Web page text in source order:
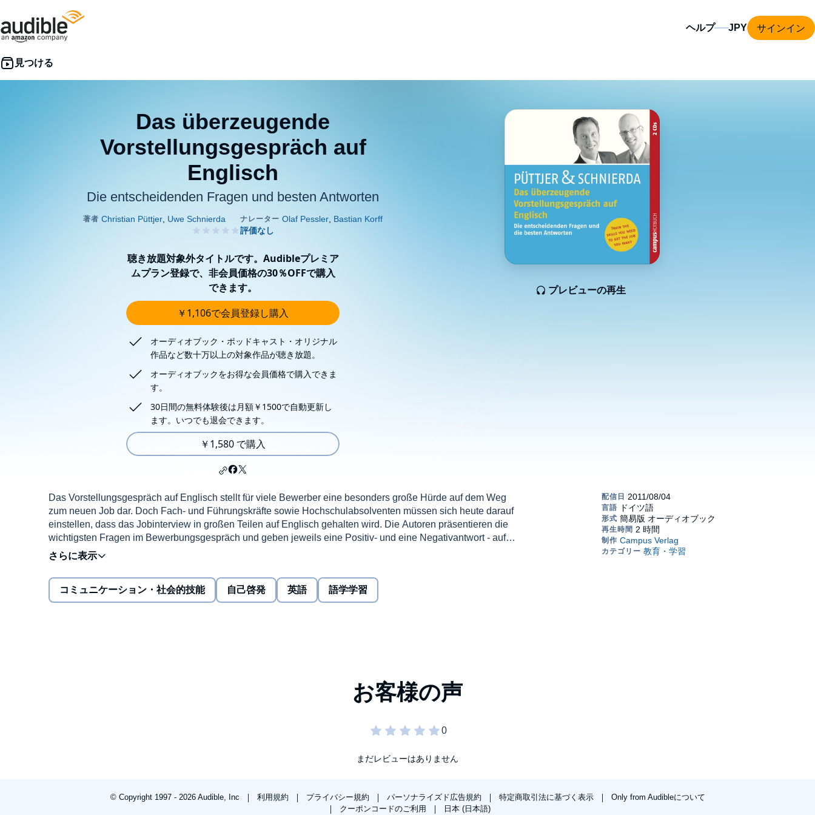
ヘルプ サインイン
Das überzeugende
Vorstellungsgespräch auf
Englisch
Die entscheidenden Fragen und besten Antworten
プレビューの再生
聴き放題対象外タイトルです。Audibleプレミア
ムプラン登録で、非会員価格の30％OFFで購入
できます。
￥1,106で会員登録し購入
オーディオブック・ポッドキャスト・オリジナル
作品など数十万以上の対象作品が聴き放題。
オーディオブックをお得な会員価格で購入できま
す。
30日間の無料体験後は月額￥1500で自動更新し
ます。いつでも退会できます。
￥1,580 で購入
Das Vorstellungsgespräch auf Englisch stellt für viele Bewerber eine besonders große Hürde auf dem Weg
zum neuen Job dar. Doch Fach- und Führungskräfte sowie Hochschulabsolventen müssen sich heute darauf
einstellen, dass das Jobinterview in großen Teilen auf Englisch gehalten wird. Die Autoren präsentieren die
wichtigsten Fragen im Bewerbungsgespräch und geben jeweils eine Positiv- und eine Negativantwort - auf
Englisch. Dieses Hörbuch trainiert zudem Aussprache und Hörverständnis und unterstützt das freie Sprechen.
So gelingt der souveräne Auftritt auch auf Englisch.©2009 Campus Verlag (P)2009 Campus Verlag
コミュニケーション・社会的技能 自己啓発 英語 語学学習
まだレビューはありません
© Copyright 1997 - 2026 Audible, Inc 利用規約 プライバシー規約 パーソナライズド広告規約 特定商取引法に基づく表示
Only from Audibleについて
クーポンコードのご利用
日本 (日本語)